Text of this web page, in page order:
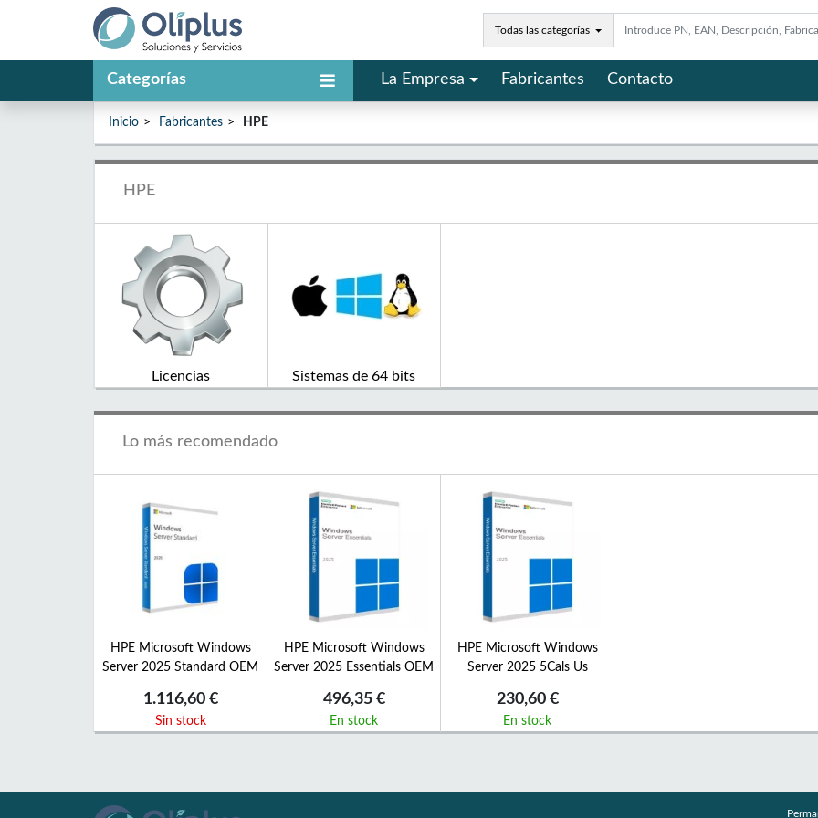
Todas las categorías
Categorías La Empresa Fabricantes Contacto
Inicio Fabricantes HPE
HPE
Licencias Sistemas de 64 bits
Lo más recomendado
HPE Microsoft Windows
Server 2025 Standard OEM
1.116,60 €
Sin stock
HPE Microsoft Windows
Server 2025 Essentials OEM
496,35 €
En stock
HPE Microsoft Windows
Server 2025 5Cals Us
230,60 €
En stock